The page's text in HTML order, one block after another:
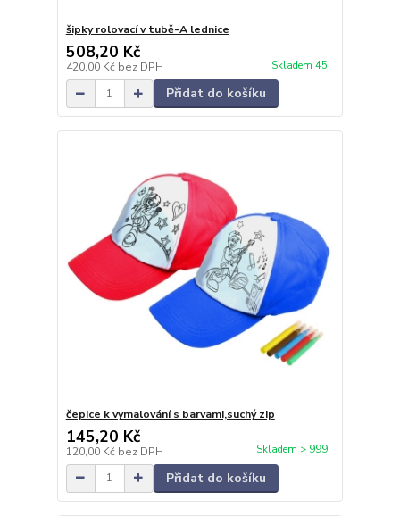
šipky rolovací v tubě-A lednice
508,20 Kč
420,00 Kč bez DPH Skladem 45
Přidat do košíku
čepice k vymalování s barvami,suchý zip
145,20 Kč
120,00 Kč bez DPH Skladem > 999
Přidat do košíku